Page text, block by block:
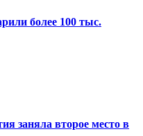
более 100 тыс.
заняла второе место в